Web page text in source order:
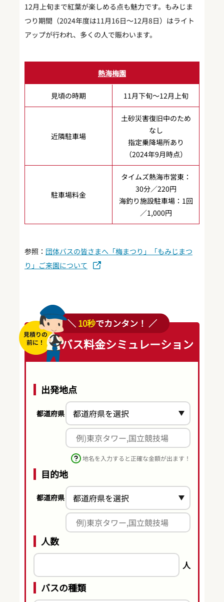
12月上旬まで紅葉が楽しめる点も魅力です。もみじま
つり期間（2024年度は11月16日～12月8日）はライト
アップが行われ、多くの人で賑わいます。
熱海梅園
見頃の時期 11月下旬～12月上旬
近隣駐車場
土砂災害復旧中のため
なし
指定乗降場所あり
（2024年9月時点）
駐車場料金
タイムズ熱海市営東：
30分／220円
海釣り施設駐車場：1回
／1,000円
参照： 団体バスの皆さまへ「梅まつり」「もみじまつ
り」ご来園について
＼ 10秒でカンタン！ ／
バス料金シミュレーション
出発地点
都道府県
地名を入力すると正確な金額が出ます！
目的地
都道府県
人数
人
バスの種類